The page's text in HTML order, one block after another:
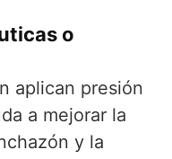
o
aplican presión
a mejorar la
y la